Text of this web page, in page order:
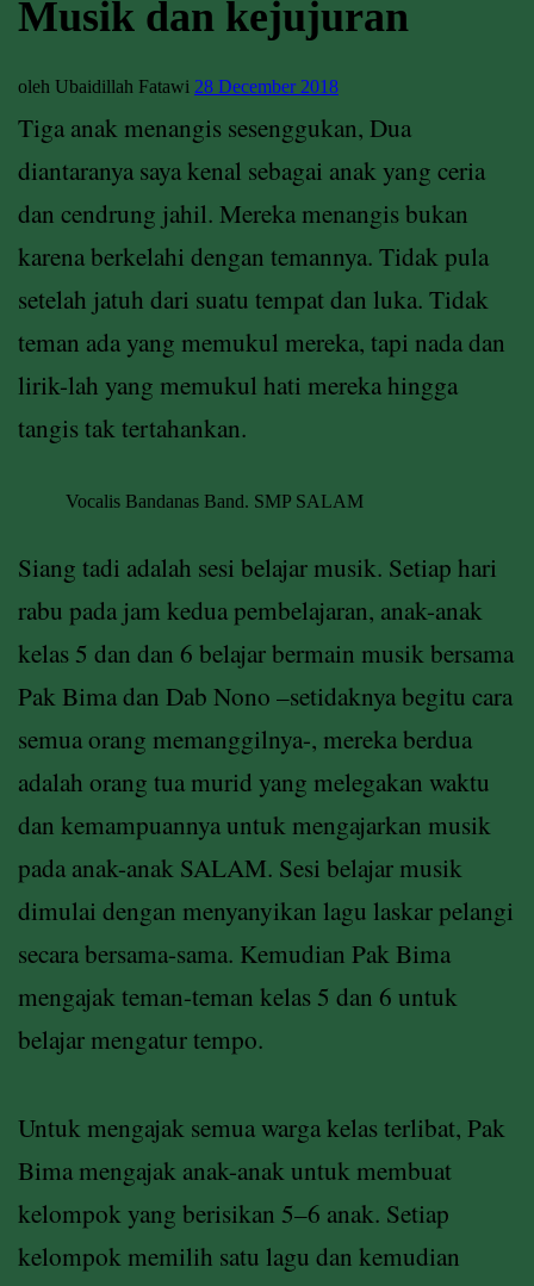
Musik dan kejujuran
oleh Ubaidillah Fatawi 28 December 2018
Tiga anak menangis sesenggukan, Dua
diantaranya saya kenal sebagai anak yang ceria
dan cendrung jahil. Mereka menangis bukan
karena berkelahi dengan temannya. Tidak pula
setelah jatuh dari suatu tempat dan luka. Tidak
teman ada yang memukul mereka, tapi nada dan
lirik-lah yang memukul hati mereka hingga
tangis tak tertahankan.
Vocalis Bandanas Band. SMP SALAM
Siang tadi adalah sesi belajar musik. Setiap hari
rabu pada jam kedua pembelajaran, anak-anak
kelas 5 dan dan 6 belajar bermain musik bersama
Pak Bima dan Dab Nono –setidaknya begitu cara
semua orang memanggilnya-, mereka berdua
adalah orang tua murid yang melegakan waktu
dan kemampuannya untuk mengajarkan musik
pada anak-anak SALAM. Sesi belajar musik
dimulai dengan menyanyikan lagu laskar pelangi
secara bersama-sama. Kemudian Pak Bima
mengajak teman-teman kelas 5 dan 6 untuk
belajar mengatur tempo.
Untuk mengajak semua warga kelas terlibat, Pak
Bima mengajak anak-anak untuk membuat
kelompok yang berisikan 5–6 anak. Setiap
kelompok memilih satu lagu dan kemudian